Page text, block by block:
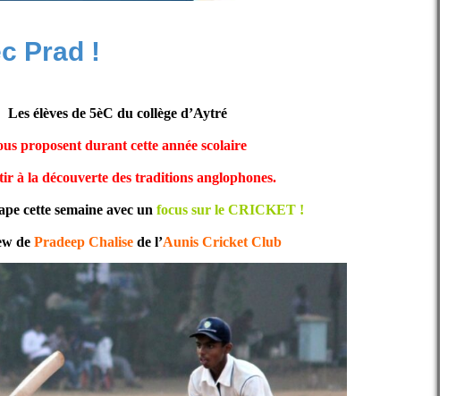
Prad !
Les élèves de 5èC du collège d’Aytré
proposent durant cette année scolaire
à la découverte des traditions anglophones.
cette semaine avec un focus sur le CRICKET !
de Pradeep Chalisede l’Aunis Cricket Club